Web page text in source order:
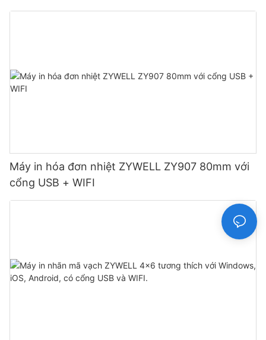
Máy in hóa đơn nhiệt ZYWELL ZY907 80mm với
cổng USB + WIFI